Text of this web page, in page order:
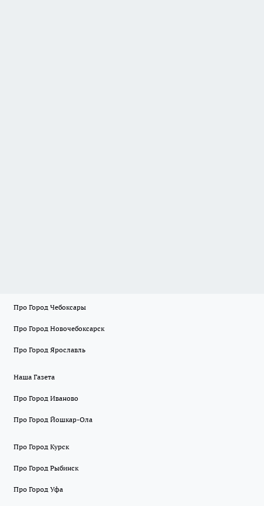
Про Город Чебоксары
Про Город Новочебоксарск
Про Город Ярославль
Наша Газета
Про Город Иваново
Про Город Йошкар-Ола
Про Город Курск
Про Город Рыбинск
Про Город Уфа